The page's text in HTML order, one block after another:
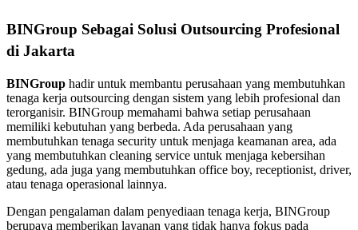
BINGroup Sebagai Solusi Outsourcing Profesional
di Jakarta
BINGroup hadir untuk membantu perusahaan yang membutuhkan
tenaga kerja outsourcing dengan sistem yang lebih profesional dan
terorganisir. BINGroup memahami bahwa setiap perusahaan
memiliki kebutuhan yang berbeda. Ada perusahaan yang
membutuhkan tenaga security untuk menjaga keamanan area, ada
yang membutuhkan cleaning service untuk menjaga kebersihan
gedung, ada juga yang membutuhkan office boy, receptionist, driver,
atau tenaga operasional lainnya.
Dengan pengalaman dalam penyediaan tenaga kerja, BINGroup
berupaya memberikan layanan yang tidak hanya fokus pada